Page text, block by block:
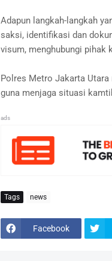
Adapun langkah-langkah
saksi, identifikasi dan
visum, menghubungi pihak
Polres Metro Jakarta
guna menjaga situasi
ads
Tags news
Facebook